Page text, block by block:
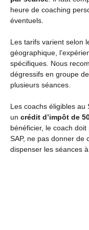
heure de coaching
éventuels.
Les tarifs varient selon
géographique,
spécifiques. Nous
dégressifs en groupe
plusieurs séances.
Les coachs éligibles au
un crédit d’impôt de
bénéficier, le coach
SAP, ne pas donner de
dispenser les séances